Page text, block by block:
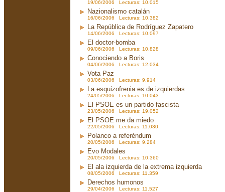
19/06/2006 Lecturas: 10.015
Nazionalismo catalán
16/06/2006 Lecturas: 10.382
La República de Rodríguez Zapatero
14/06/2006 Lecturas: 10.097
El doctor-bomba
09/06/2006 Lecturas: 10.828
Conociendo a Boris
04/06/2006 Lecturas: 12.034
Vota Paz
03/06/2006 Lecturas: 9.914
La esquizofrenia es de izquierdas
24/05/2006 Lecturas: 10.043
El PSOE es un partido fascista
23/05/2006 Lecturas: 19.052
El PSOE me da miedo
22/05/2006 Lecturas: 11.030
Polanco a referéndum
20/05/2006 Lecturas: 9.284
Evo Modales
20/05/2006 Lecturas: 10.360
El ala izquierda de la extrema izquierda
08/05/2006 Lecturas: 11.359
Derechos humonos
29/04/2006 Lecturas: 11.527